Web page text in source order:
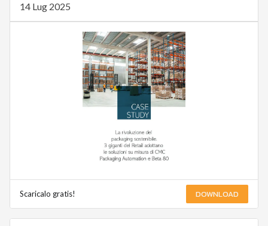
14 Lug 2025
Scaricalo gratis! DOWNLOAD